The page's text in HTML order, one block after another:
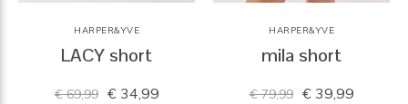
HARPER&YVE
LACY short
€ 69,99 € 34,99
HARPER&YVE
mila short
€ 79,99 € 39,99